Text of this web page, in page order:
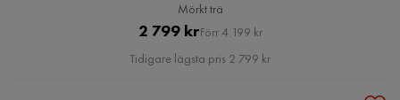
Mörkt trä
Pris
2 799 krOriginal
Pris
Förr 4 199 kr
Tidigare lägsta pris 2 799 kr